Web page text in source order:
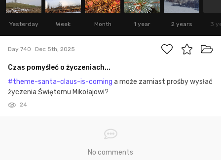
Yesterday Week Month 1 year 2 years 3
Day 740 Dec 5th, 2025
Czas pomyśleć o życzeniach...
#theme-santa-claus-is-coming a może zamiast prośby wysłać
życzenia Świętemu Mikołajowi?
24
No comments